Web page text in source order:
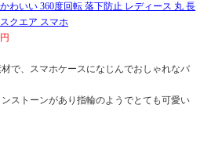
わいい 360度回転 落下防止 レディース 丸 長
クエア スマホ
で、スマホケースになじんでおしゃれなバ
ストーンがあり指輪のようでとても可愛い